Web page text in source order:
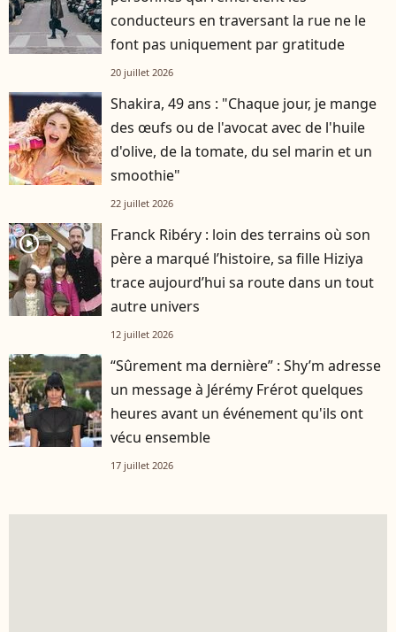
conducteurs en traversant la rue ne le
font pas uniquement par gratitude
20 juillet 2026
Shakira, 49 ans : "Chaque jour, je mange
des œufs ou de l'avocat avec de l'huile
d'olive, de la tomate, du sel marin et un
smoothie"
22 juillet 2026
player2
Franck Ribéry : loin des terrains où son
père a marqué l’histoire, sa fille Hiziya
trace aujourd’hui sa route dans un tout
autre univers
12 juillet 2026
“Sûrement ma dernière” : Shy’m adresse
un message à Jérémy Frérot quelques
heures avant un événement qu'ils ont
vécu ensemble
17 juillet 2026